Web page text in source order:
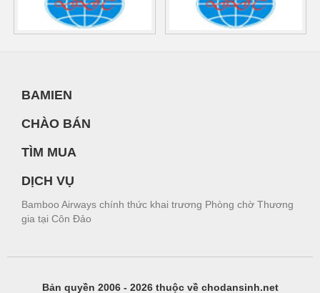
BAMIEN
CHÀO BÁN
TÌM MUA
DỊCH VỤ
Bamboo Airways chính thức khai trương Phòng chờ Thương
gia tại Côn Đảo
Bản quyền 2006 - 2026 thuộc về chodansinh.net